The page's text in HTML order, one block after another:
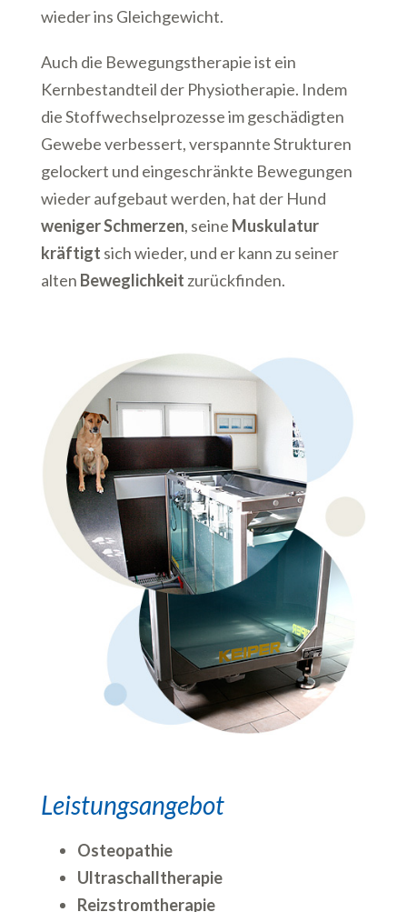
wieder ins Gleichgewicht.
Auch die Bewegungstherapie ist ein
Kernbestandteil der Physiotherapie. Indem
die Stoffwechselprozesse imgeschädigten
Gewebe verbessert, verspannte Strukturen
gelockert und eingeschränkte Bewegungen
wiederaufgebaut werden, hat der Hund
weniger Schmerzen, seine Muskulatur
kräftigt sich wieder, und er kann zu seiner
alten Beweglichkeit zurückfinden.
Leistungsangebot
Osteopathie
Ultraschalltherapie
Reizstromtherapie